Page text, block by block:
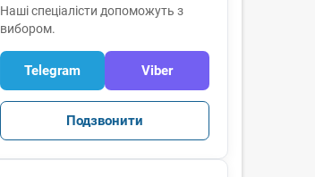
Наші спеціалісти допоможуть з
вибором.
Telegram Viber
Подзвонити